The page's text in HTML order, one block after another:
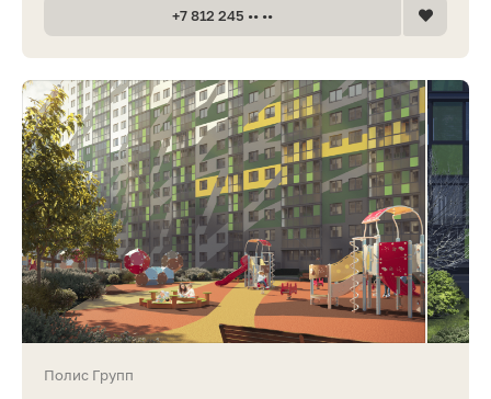
+7 812 245 •• ••
Полис Групп